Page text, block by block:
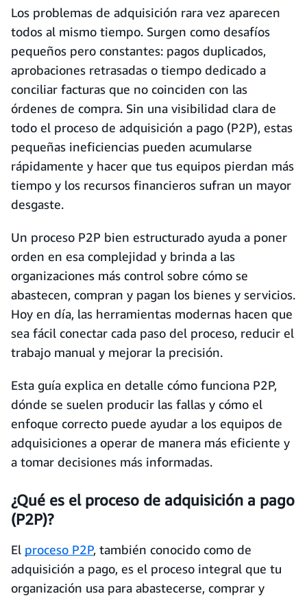
Los problemas de adquisición rara vez aparecen
todos al mismo tiempo. Surgen como desafíos
pequeños pero constantes: pagos duplicados,
aprobaciones retrasadas o tiempo dedicado a
conciliar facturas que no coinciden con las
órdenes de compra. Sin una visibilidad clara de
todo el proceso de adquisición a pago (P2P), estas
pequeñas ineficiencias pueden acumularse
rápidamente y hacer que tus equipos pierdan más
tiempo y los recursos financieros sufran un mayor
desgaste.
Un proceso P2P bien estructurado ayuda a poner
orden en esa complejidad y brinda a las
organizaciones más control sobre cómo se
abastecen, compran y pagan los bienes y servicios.
Hoy en día, las herramientas modernas hacen que
sea fácil conectar cada paso del proceso, reducir el
trabajo manual y mejorar la precisión.
Esta guía explica en detalle cómo funciona P2P,
dónde se suelen producir las fallas y cómo el
enfoque correcto puede ayudar a los equipos de
adquisiciones a operar de manera más eficiente y
a tomar decisiones más informadas.
¿Qué es el proceso de adquisición a pago
(P2P)?
El proceso P2P, también conocido como de
adquisición a pago, es el proceso integral que tu
organización usa para abastecerse, comprar y